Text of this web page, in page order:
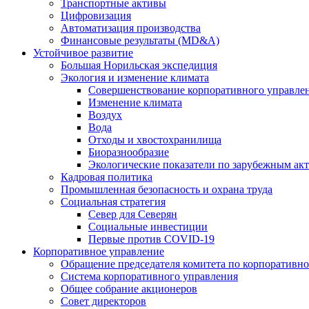
Транспортные активы
Цифровизация
Автоматизация производства
Финансовые результаты (MD&A)
Устойчивое развитие
Большая Норильская экспедиция
Экология и изменение климата
Совершенствование корпоративного
Изменение климата
Воздух
Вода
Отходы и хвостохранилища
Биоразнообразие
Экологические показатели по зарубежным
Кадровая политика
Промышленная безопасность и охрана труда
Социальная стратегия
Север для Северян
Социальные инвестиции
Первые против COVID‑19
Корпоративное управление
Обращение председателя комитета по
Система корпоративного управления
Общее собрание акционеров
Совет директоров